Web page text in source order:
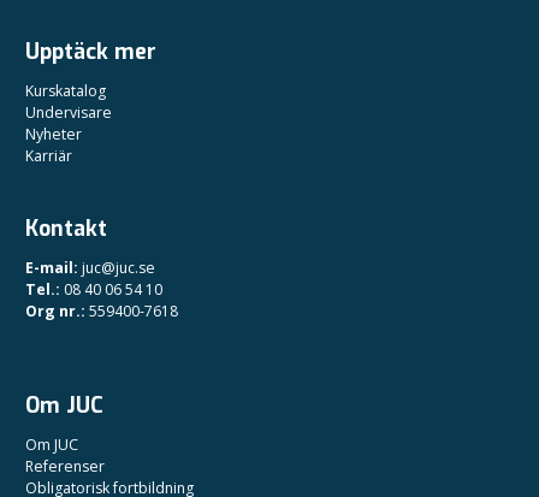
Upptäck mer
Kurskatalog
Undervisare
Nyheter
Karriär
Kontakt
E-mail: juc@juc.se
Tel.: 08 40 06 54 10
Org nr.: 559400-7618
Om JUC
Om JUC
Referenser
Obligatorisk fortbildning